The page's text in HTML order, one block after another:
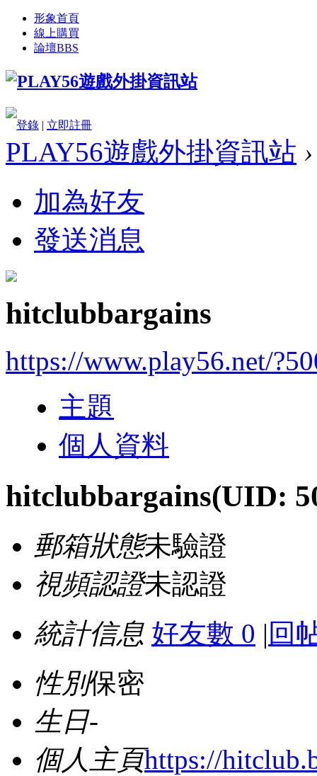
形象首頁
線上購買
論壇BBS
登錄 | 立即註冊
PLAY56遊戲外掛資訊站 ›
加為好友
發送消息
hitclubbargains
https://www.play56.net/
主題
個人資料
hitclubbargains(UID:
郵箱狀態未驗證
視頻認證未認證
統計信息 好友數 0 | 回
性別保密
生日-
個人主頁https://